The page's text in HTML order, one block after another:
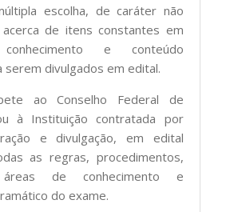
escolha, de caráter não
acerca de itens constantes em
e conteúdo
serem divulgados em edital.
ao Conselho Federal de
à Instituição contratada por
e divulgação, em edital
as regras, procedimentos,
áreas de conhecimento e
do exame.